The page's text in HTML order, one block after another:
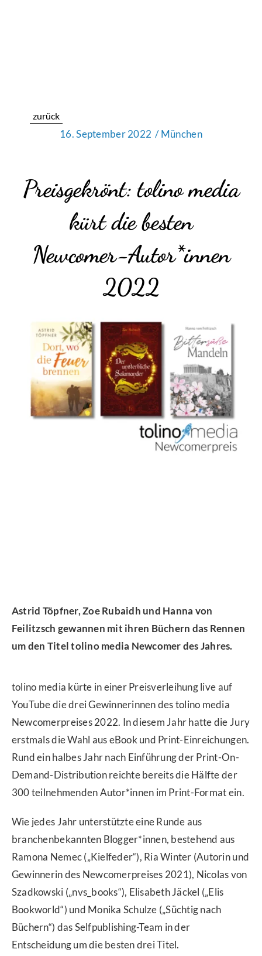
zurück
16. September 2022 / München
Preisgekrönt: tolino media
kürt die besten
Newcomer-Autor*innen
2022
Astrid Töpfner, Zoe Rubaidh und Hanna von
Feilitzsch gewannen mit ihren Büchern das Rennen
um den Titel tolino media Newcomer des Jahres.
tolino media kürte in einer Preisverleihung live auf
YouTube die drei Gewinnerinnen des tolino media
Newcomerpreises 2022. In diesem Jahr hatte die Jury
erstmals die Wahl aus eBook und Print-Einreichungen.
Rund ein halbes Jahr nach Einführung der Print-On-
Demand-Distribution reichte bereits die Hälfte der
300 teilnehmenden Autor*innen im Print-Format ein.
Wie jedes Jahr unterstützte eine Runde aus
branchenbekannten Blogger*innen, bestehend aus
Ramona Nemec („Kielfeder“), Ria Winter (Autorin und
Gewinnerin des Newcomerpreises 2021), Nicolas von
Szadkowski („nvs_books“), Elisabeth Jäckel („Elis
Bookworld“) und Monika Schulze („Süchtig nach
Büchern“) das Selfpublishing-Team in der
Entscheidung um die besten drei Titel.